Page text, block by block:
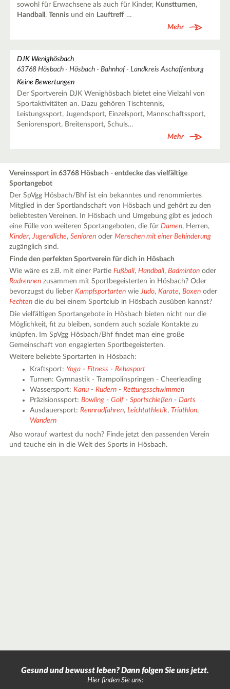
sowohl für Erwachsene als auch für Kinder, Kunstturnen,
Handball , Tennisund ein Lauftreff…
Mehr
DJK Wenighösbach
63768 Hösbach - Hösbach - Bahnhof - Landkreis Aschaffenburg
Keine Bewertungen
Der Sportverein DJK Wenighösbach bietet eine Vielzahl von
Sportaktivitäten an. Dazu gehören Tischtennis,
Leistungssport, Jugendsport, Einzelsport, Mannschaftssport,
Seniorensport, Breitensport, Schuls…
Mehr
Vereinssport in 63768 Hösbach - entdecke das vielfältige
Sportangebot
Der SpVgg Hösbach/Bhf ist ein bekanntes und renommiertes
Mitglied in der Sportlandschaft von Hösbach und gehört zu den
beliebtesten Vereinen. In Hösbach und Umgebung gibt es jedoch
eine Fülle von weiteren Sportangeboten, die fürDamen, Herren,
Kinder,Jugendliche,Senioren oderMenschen mit einer Behinderung
zugänglich sind.
Finde den perfekten Sportverein für dich in Hösbach
Wie wäre es z.B. mit einer PartieFußball,Handball,Badminton oder
Radrennen zusammen mit Sportbegeisterten in Hösbach? Oder
bevorzugst du lieberKampfsportarten wieJudo,Karate,Boxen oder
Fechten die du bei einem Sportclub in Hösbach ausüben kannst?
Die vielfältigen Sportangebote in Hösbach bieten nicht nur die
Möglichkeit, fit zu bleiben, sondern auch soziale Kontakte zu
knüpfen. Im SpVgg Hösbach/Bhf findet man eine große
Gemeinschaft von engagierten Sportbegeisterten.
Weitere beliebte Sportarten in Hösbach:
Kraftsport: Yoga -Fitness -Rehasport
Turnen: Gymnastik - Trampolinspringen - Cheerleading
Wassersport:Kanu -Rudern -Rettungsschwimmen
Präzisionssport:Bowling -Golf-Sportschießen -Darts
Ausdauersport:Rennradfahren,Leichtathletik,Triathlon,
Wandern
Also worauf wartest du noch? Finde jetzt den passenden Verein
und tauche ein in die Welt des Sports in Hösbach.
Gesund und bewusst leben? Dann folgen Sie uns jetzt.
Hier finden Sie uns: